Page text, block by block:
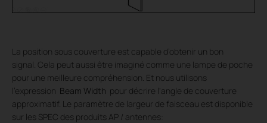
La position sous couverture est capable d’obtenir un bon
signal. Cela peut aussi être imaginé comme une lampe de poche
pour une meilleure compréhension. Et nous utilisons
l'expression Beam Width pour décrire l'angle de couverture
approximatif. Le paramètre de largeur de faisceau est disponible
sur les SPEC des produits AP / antennes: